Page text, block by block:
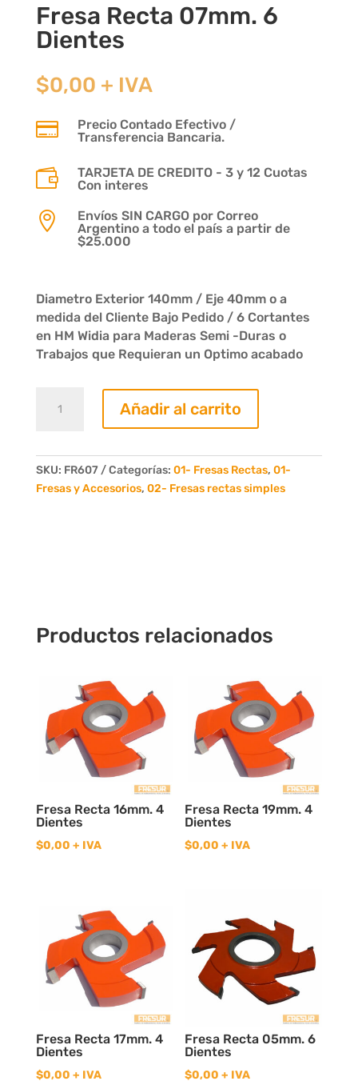
Fresa Recta 07mm. 6
Dientes
$0,00 + IVA

Precio Contado Efectivo /
Transferencia Bancaria.

TARJETA DE CREDITO - 3 y 12 Cuotas
Con interes

Envíos SIN CARGO por Correo
Argentino a todo el país a partir de
$25.000
Diametro Exterior 140mm / Eje 40mm o a
medida del Cliente Bajo Pedido / 6 Cortantes
en HM Widia para Maderas Semi -Duras o
Trabajos que Requieran un Optimo acabado
Recta
Dientes
cantidad
Añadir al carrito
SKU: FR607 Categorías: 01- Fresas Rectas, 01-
Fresas y Accesorios, 02- Fresas rectas simples
Productos relacionados
Fresa Recta 16mm. 4
Dientes
$0,00 + IVA
Fresa Recta 19mm. 4
Dientes
$0,00 + IVA
Fresa Recta 17mm. 4
Dientes
$0,00 + IVA
Fresa Recta 05mm. 6
Dientes
$0,00 + IVA